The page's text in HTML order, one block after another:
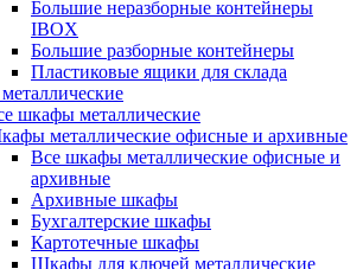
Большие неразборные контейнеры
IBOX
Большие разборные контейнеры
Пластиковые ящики для склада
шкафы металлические
металлические офисные и архивные
Все шкафы металлические офисные и
архивные
Архивные шкафы
Бухгалтерские шкафы
Картотечные шкафы
Шкафы для ключей металлические